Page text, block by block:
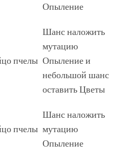
Опыление
пчелы
Шанс наложить
мутацию
Опыление и
небольшой шанс
оставить Цветы
пчелы
Шанс наложить
мутацию
Опыление